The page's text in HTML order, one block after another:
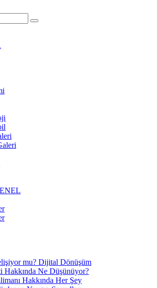
mu? Dijital Dönüşüm
Hakkında Ne Düşünüyor?
Hakkında Her Şey